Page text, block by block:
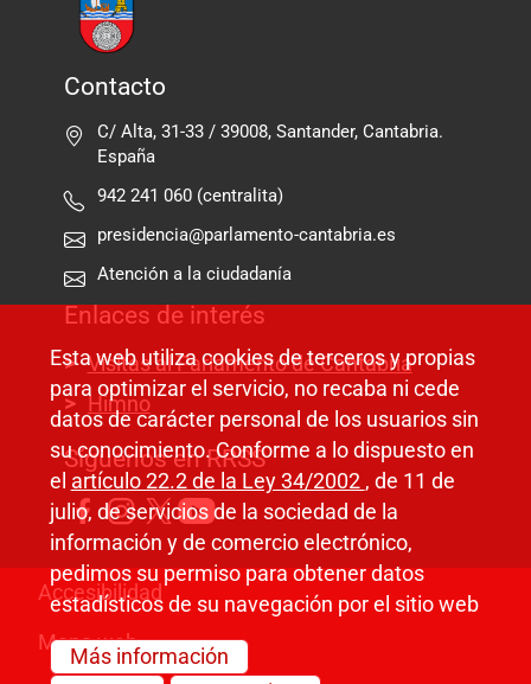
Contacto
C/ Alta, 31-33 / 39008, Santander, Cantabria.
España
942 241 060 (centralita)
presidencia@parlamento-cantabria.es
Atención a la ciudadanía
Enlaces de interés
Visitas al Parlamento de Cantabria
Himno
Síguenos en RRSS
Pie de página
Accesibilidad
Mapa web
Esta web utiliza cookies de terceros y propias
para optimizar el servicio, no recaba ni cede
datos de carácter personal de los usuarios sin
su conocimiento. Conforme a lo dispuesto en
el artículo 22.2 de la Ley 34/2002 , de 11 de
julio, de servicios de la sociedad de la
información y de comercio electrónico,
pedimos su permiso para obtener datos
estadísticos de su navegación por el sitio web
Más información